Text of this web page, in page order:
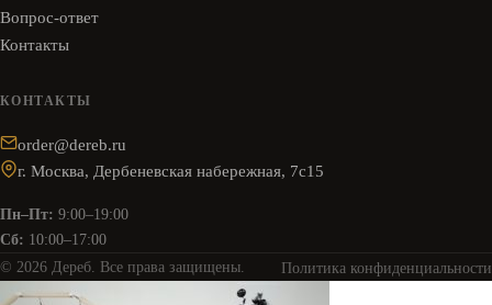
Вопрос-ответ
Контакты
КОНТАКТЫ
order@dereb.ru
г. Москва, Дербеневская набережная, 7с15
Пн–Пт: 9:00–19:00
Сб: 10:00–17:00
© 2026 Дереб. Все права защищены.
Политика конфиденциальности